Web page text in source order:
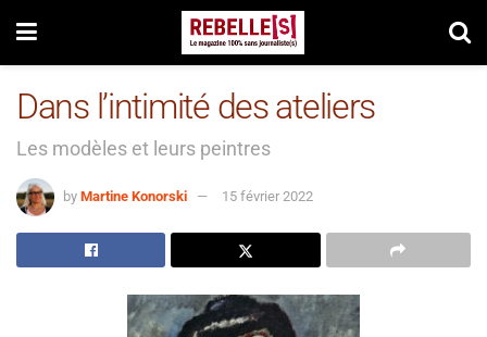
Dans l’intimité des ateliers
Les modèles et leurs peintres
by Martine Konorski 15 février 2022